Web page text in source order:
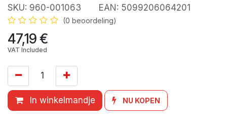
SKU: 960-001063 EAN: 5099206064201
(0 beoordeling)
47,19€
VAT Included
In winkelmandje NU KOPEN